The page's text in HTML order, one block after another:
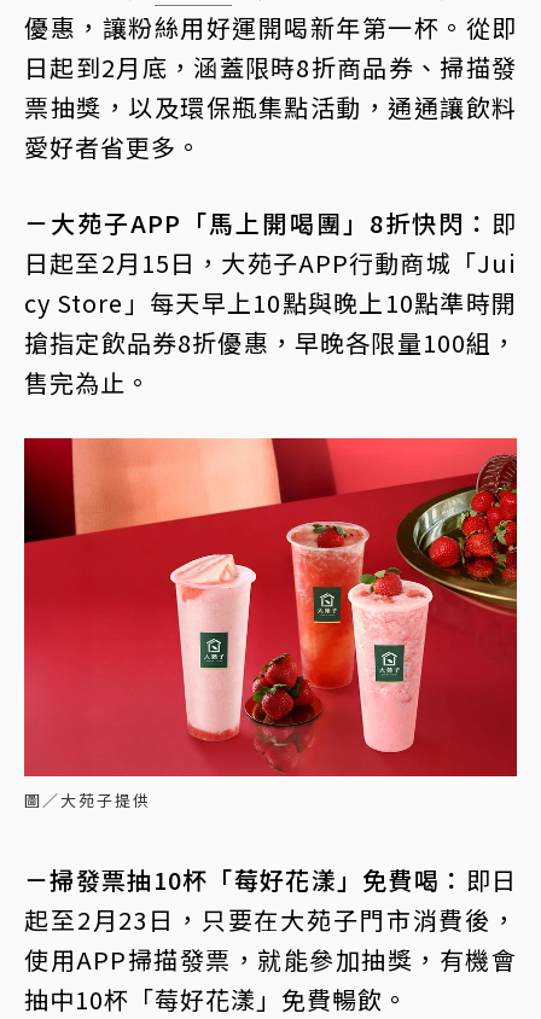
優惠，讓粉絲用好運開喝新年第一杯。從即
日起到2月底，涵蓋限時8折商品券、掃描發
票抽獎，以及環保瓶集點活動，通通讓飲料
愛好者省更多。
－大苑子APP「馬上開喝團」8折快閃： 即
日起至2月15日，大苑子APP行動商城「Jui
cy Store」每天早上10點與晚上10點準時開
搶指定飲品券8折優惠，早晚各限量100組，
售完為止。
圖／大苑子提供
－掃發票抽10杯「莓好花漾」免費喝： 即日
起至2月23日，只要在大苑子門市消費後，
使用APP掃描發票，就能參加抽獎，有機會
抽中10杯「莓好花漾」免費暢飲。